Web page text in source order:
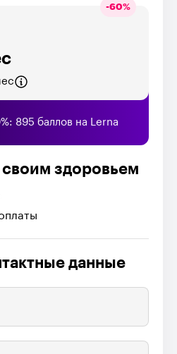
-60%
895 баллов на Lerna
своим здоровьем
данные